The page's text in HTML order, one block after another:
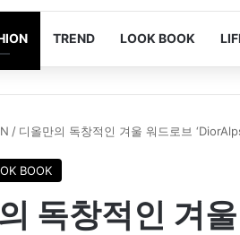
TREND LOOK BOOK
/ 디올만의 독창적인 겨울 워드로브
BOOK
독창적인 겨